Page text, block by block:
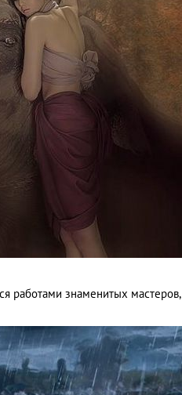
работами знаменитых